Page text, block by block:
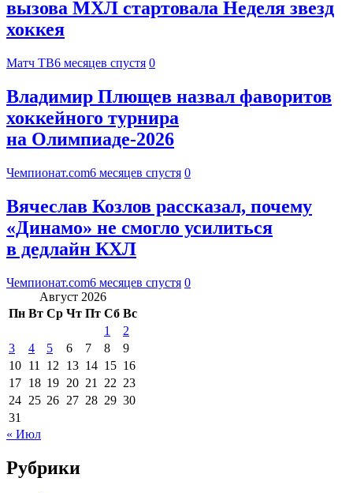
вызова МХЛ стартовала Неделя звезд
хоккея
Матч ТВ6 месяцев спустя 0
Владимир Плющев назвал фаворитов
хоккейного турнира
на Олимпиаде-2026
Чемпионат.com6 месяцев спустя 0
Вячеслав Козлов рассказал, почему
«Динамо» не смогло усилиться
в дедлайн КХЛ
Чемпионат.com6 месяцев спустя 0
Август 2026
Пн Вт Ср Чт Пт Сб Вс
1
2
3
4 5 6 7 8
9
10 11 12 13 14 15 16
17 18 19 20 21 22 23
24 25 26 27 28 29 30
31
« Июл
Рубрики